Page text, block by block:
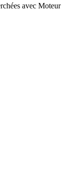
avec Moteur